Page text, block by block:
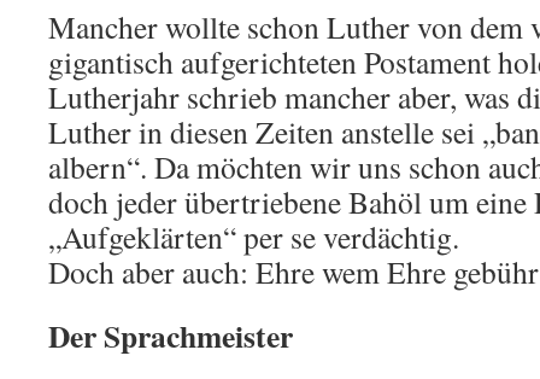
Mancher wollte schon Luther von dem
gigantisch aufgerichteten Postament
Lutherjahr schrieb mancher aber, was
Luther in diesen Zeiten anstelle sei
albern“. Da möchten wir uns schon
doch jeder übertriebene Bahöl um eine
„Aufgeklärten“ per se verdächtig.
Doch aber auch: Ehre wem Ehre
Der Sprachmeister